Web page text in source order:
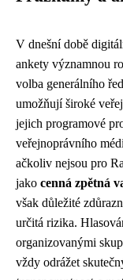
V dnešní době
ankety významnou
volba generálního
umožňují široké
jejich programové
veřejnoprávního
ačkoliv nejsou pro
jako cenná zpětná
však důležité
určitá rizika.
organizovanými
vždy odrážet